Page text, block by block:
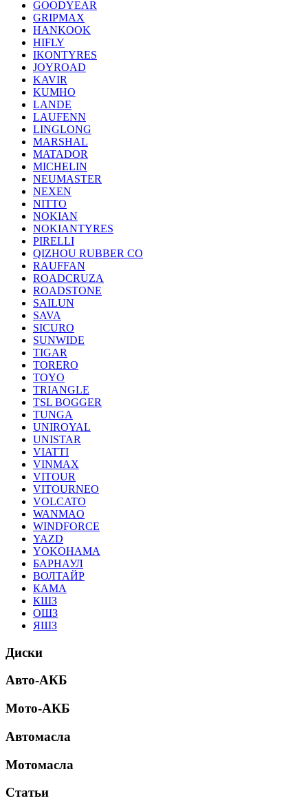
GOODYEAR
GRIPMAX
HANKOOK
HIFLY
IKONTYRES
JOYROAD
KAVIR
KUMHO
LANDE
LAUFENN
LINGLONG
MARSHAL
MATADOR
MICHELIN
NEUMASTER
NEXEN
NITTO
NOKIAN
NOKIANTYRES
PIRELLI
QIZHOU RUBBER CO
RAUFFAN
ROADCRUZA
ROADSTONE
SAILUN
SAVA
SICURO
SUNWIDE
TIGAR
TORERO
TOYO
TRIANGLE
TSL BOGGER
TUNGA
UNIROYAL
UNISTAR
VIATTI
VINMAX
VITOUR
VITOURNEO
VOLCATO
WANMAO
WINDFORCE
YAZD
YOKOHAMA
БАРНАУЛ
ВОЛТАЙР
КАМА
КШЗ
ОШЗ
ЯШЗ
Диски
Авто-АКБ
Мото-АКБ
Автомасла
Мотомасла
Статьи